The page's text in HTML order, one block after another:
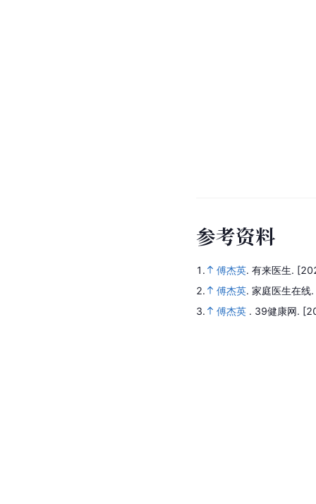
参考资料
1. 傅杰英. 有来医生.
2.
傅杰英. 家庭医生在线.
3.
傅杰英 . 39健康网.